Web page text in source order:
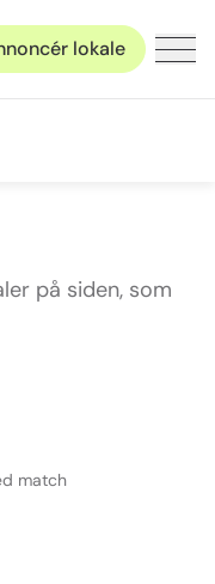
lokale
på siden, som
match